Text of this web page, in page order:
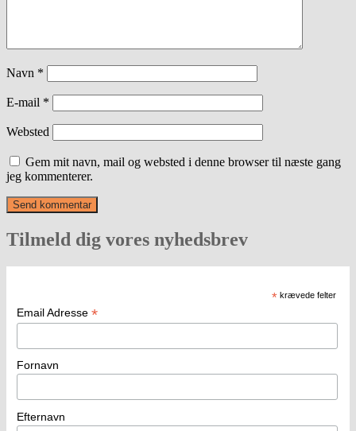
Navn *
E-mail *
Websted
Gem mit navn, mail og websted i denne browser til næste gang
jeg kommenterer.
Tilmeld dig vores nyhedsbrev
* krævede felter
Email Adresse *
Fornavn
Efternavn